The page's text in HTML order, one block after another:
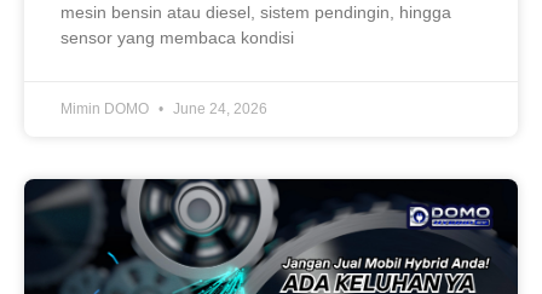
mesin bensin atau diesel, sistem pendingin, hingga
sensor yang membaca kondisi
Mimin DOMO June 24, 2026